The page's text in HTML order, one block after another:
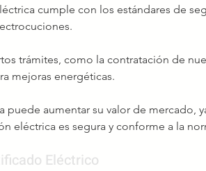
cumple con los estándares de
trámites, como la contratación de
mejoras energéticas.
puede aumentar su valor de mercado,
eléctrica es segura y conforme a la
Eléctrico